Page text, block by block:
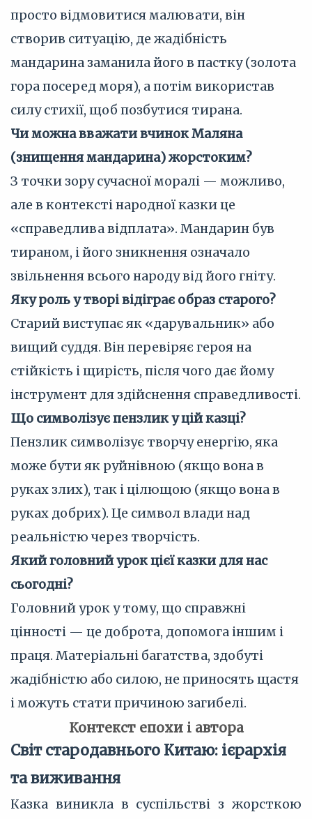
просто відмовитися малювати, він
створив ситуацію, де жадібність
мандарина заманила його в пастку (золота
гора посеред моря), а потім використав
силу стихії, щоб позбутися тирана.
Чи можна вважати вчинок Маляна
(знищення мандарина) жорстоким?
З точки зору сучасної моралі — можливо,
але в контексті народної казки це
«справедлива відплата». Мандарин був
тираном, і його зникнення означало
звільнення всього народу від його гніту.
Яку роль у творі відіграє образ старого?
Старий виступає як «дарувальник» або
вищий суддя. Він перевіряє героя на
стійкість і щирість, після чого дає йому
інструмент для здійснення справедливості.
Що символізує пензлик у цій казці?
Пензлик символізує творчу енергію, яка
може бути як руйнівною (якщо вона в
руках злих), так і цілющою (якщо вона в
руках добрих). Це символ влади над
реальністю через творчість.
Який головний урок цієї казки для нас
сьогодні?
Головний урок у тому, що справжні
цінності — це доброта, допомога іншим і
праця. Матеріальні багатства, здобуті
жадібністю або силою, не приносять щастя
і можуть стати причиною загибелі.
Контекст епохи і автора
Світ стародавнього Китаю: ієрархія
та виживання
Казка виникла в суспільстві з жорсткою